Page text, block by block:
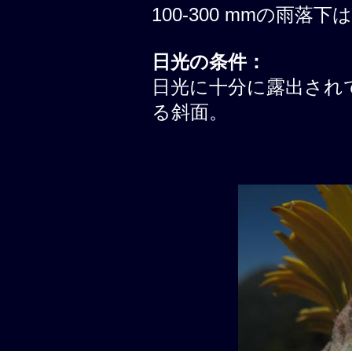
100-300 mmの雨落下
日光の条件：
日光に十分に露出さ
る斜面。